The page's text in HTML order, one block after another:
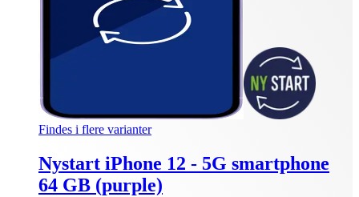
Findes i flere varianter
Nystart iPhone 12 - 5G smartphone
64 GB (purple)